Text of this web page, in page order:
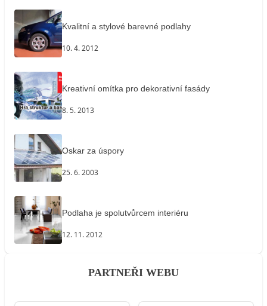
Kvalitní a stylové barevné podlahy
10. 4. 2012
Kreativní omítka pro dekorativní fasády
8. 5. 2013
Oskar za úspory
25. 6. 2003
Podlaha je spolutvůrcem interiéru
12. 11. 2012
PARTNEŘI WEBU